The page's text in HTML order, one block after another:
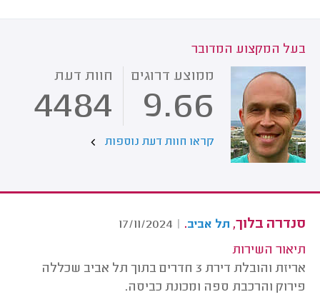
בעל המקצוע המדובר
ממוצע דרוגים
9.66
חוות דעת
4484
קראו חוות דעת נוספות
סנדרה בלוך, תל אביב.
|
17/11/2024
תיאור השירות
אריזת והובלת דירת 3 חדרים בתוך תל אביב שכללה
פירוק והרכבת ספה ומכונת כביסה.